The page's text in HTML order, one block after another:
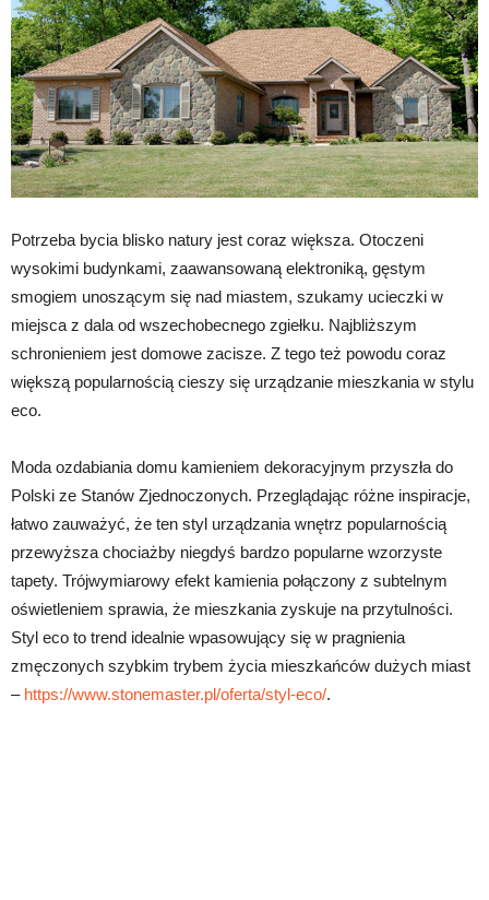
Potrzeba bycia blisko natury jest coraz większa. Otoczeni
wysokimi budynkami, zaawansowaną elektroniką, gęstym
smogiem unoszącym się nad miastem, szukamy ucieczki w
miejsca z dala od wszechobecnego zgiełku. Najbliższym
schronieniem jest domowe zacisze. Z tego też powodu coraz
większą popularnością cieszy się urządzanie mieszkania w stylu
eco.
Moda ozdabiania domu kamieniem dekoracyjnym przyszła do
Polski ze Stanów Zjednoczonych. Przeglądając różne inspiracje,
łatwo zauważyć, że ten styl urządzania wnętrz popularnością
przewyższa chociażby niegdyś bardzo popularne wzorzyste
tapety. Trójwymiarowy efekt kamienia połączony z subtelnym
oświetleniem sprawia, że mieszkania zyskuje na przytulności.
Styl eco to trend idealnie wpasowujący się w pragnienia
zmęczonych szybkim trybem życia mieszkańców dużych miast
– https://www.stonemaster.pl/oferta/styl-eco/.